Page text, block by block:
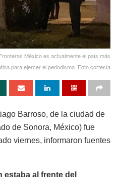
México es actualmente el país más
para ejercer el periodismo. Foto cortesía
Barroso, de la ciudad de
de Sonora, México) fue
viernes, informaron fuentes
estaba al frente del